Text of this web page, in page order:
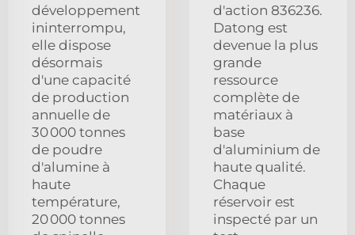
développement
ininterrompu,
elle dispose
désormais
d'une capacité
de production
annuelle de
30 000 tonnes
de poudre
d'alumine à
haute
température,
20 000 tonnes
d'action 836236.
Datong est
devenue la plus
grande
ressource
complète de
matériaux à
base
d'aluminium de
haute qualité.
Chaque
réservoir est
inspecté par un